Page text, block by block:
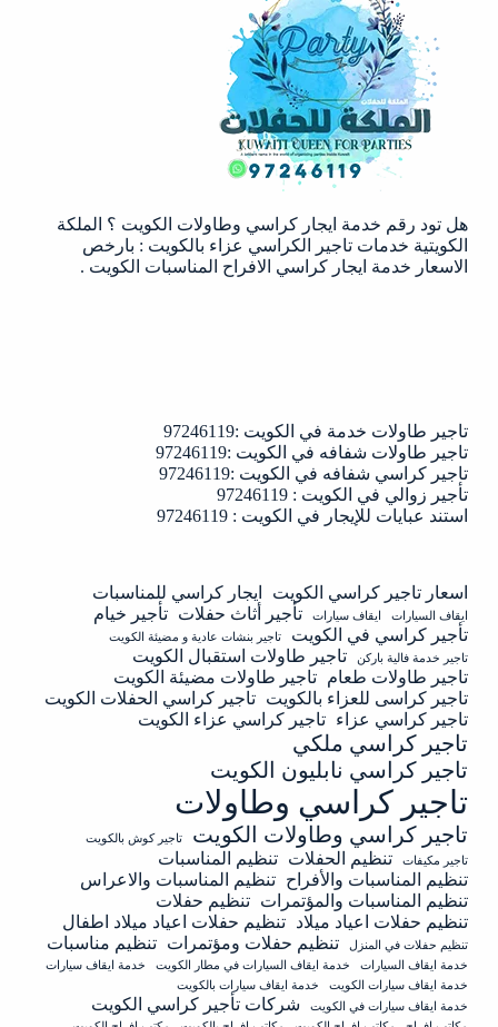
الكويت
|97246119
هل تود رقم خدمة ايجار كراسي وطاولات الكويت ؟ الملكة
الكويتية خدمات تاجير الكراسي عزاء بالكويت : بارخص
الاسعار خدمة ايجار كراسي الافراح المناسبات الكويت .
تاجير طاولات خدمة في الكويت :97246119
تاجير طاولات شفافه في الكويت :97246119
تاجير كراسي شفافه في الكويت :97246119
تأجير زوالي في الكويت : 97246119
استند عبايات للإيجار في الكويت : 97246119
اسعار تاجير كراسي الكويت ايجار كراسي للمناسبات
ايقاف السيارات ايقاف سيارات تأجير أثاث حفلات تأجير خيام
تأجير كراسي في الكويت
تاجير بنشات عادية و مضيئة الكويت
تاجير خدمة فالية باركن
تاجير طاولات استقبال الكويت
تاجير طاولات طعام تاجير طاولات مضيئة الكويت
تاجير كراسى للعزاء بالكويت تاجير كراسي الحفلات الكويت
تاجير كراسي عزاء تاجير كراسي عزاء الكويت
تاجير كراسي ملكي
تاجير كراسي نابليون الكويت
تاجير كراسي وطاولات
تاجير كراسي وطاولات الكويت
تاجير كوش بالكويت
تاجير مكيفات
تنظيم الحفلات تنظيم المناسبات
تنظيم المناسبات والأفراح تنظيم المناسبات والاعراس
تنظيم المناسبات والمؤتمرات تنظيم حفلات
تنظيم حفلات اعياد ميلاد تنظيم حفلات اعياد ميلاد اطفال
تنظيم حفلات في المنزل تنظيم حفلات ومؤتمرات تنظيم مناسبات
خدمة ايقاف السيارات خدمة ايقاف السيارات في مطار الكويت
خدمة ايقاف سيارات
خدمة ايقاف سيارات الكويت
خدمة ايقاف سيارات بالكويت
خدمة ايقاف سيارات في الكويت
شركات تأجير كراسي الكويت